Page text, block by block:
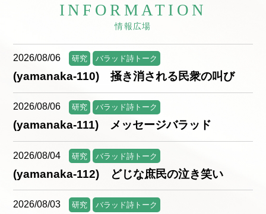
INFORMATION
情報広場
2026/08/06 研究 バラッド詩トーク
(yamanaka-110) 掻き消される民衆の叫び
2026/08/06 研究 バラッド詩トーク
(yamanaka-111) メッセージバラッド
2026/08/04 研究 バラッド詩トーク
(yamanaka-112) どじな庶民の泣き笑い
2026/08/03 研究 バラッド詩トーク